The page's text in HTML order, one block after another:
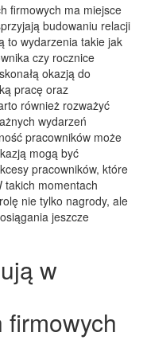
firmowych ma miejsce
budowaniu relacji
to wydarzenia takie jak
czy rocznice
okazją do
pracę oraz
również rozważyć
wydarzeń
pracowników może
mogą być
pracowników, które
takich momentach
nie tylko nagrody, ale
jeszcze
w